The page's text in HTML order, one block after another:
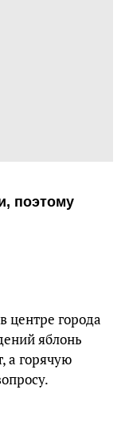
поэтому
центре города
яблонь
а горячую